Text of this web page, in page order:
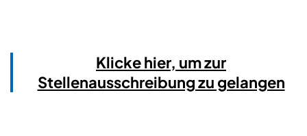
Klicke hier, um zur
Stellenausschreibung zu gelangen